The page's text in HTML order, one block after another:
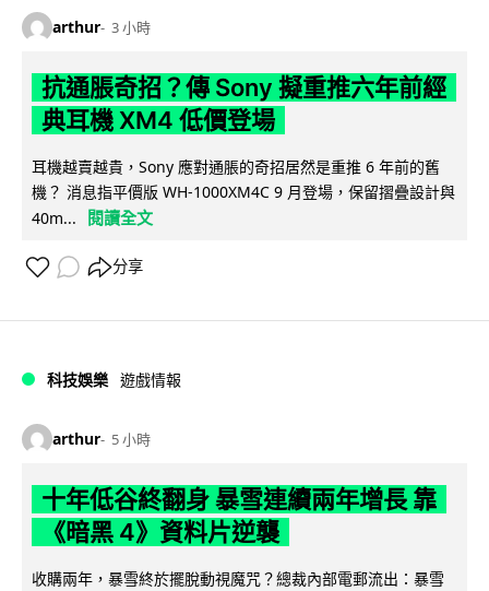
arthur 3 小時
抗通脹奇招？傳 Sony 擬重推六年前經
典耳機 XM4 低價登場
耳機越賣越貴，Sony 應對通脹的奇招居然是重推 6 年前的舊
機？ 消息指平價版 WH-1000XM4C 9 月登場，保留摺疊設計與
40m...
閱讀全文
分享
科技娛樂 遊戲情報
arthur 5 小時
十年低谷終翻身 暴雪連續兩年增長 靠
《暗黑 4》資料片逆襲
收購兩年，暴雪終於擺脫動視魔咒？總裁內部電郵流出：暴雪